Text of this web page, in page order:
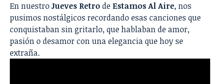
En nuestroJueves Retrode Estamos Al Aire, nos
pusimos nostálgicos recordando esas canciones que
conquistaban sin gritarlo, que hablaban de amor,
pasión o desamor con una elegancia que hoy se
extraña.